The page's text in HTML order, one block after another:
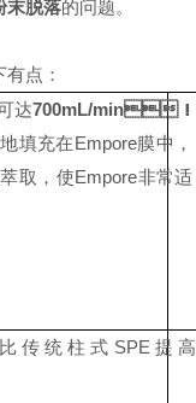
末脱落的问题。
：
达700mL/min！
填充在Empore膜中，
，使Empore非常适
传统柱式 SPE 提高